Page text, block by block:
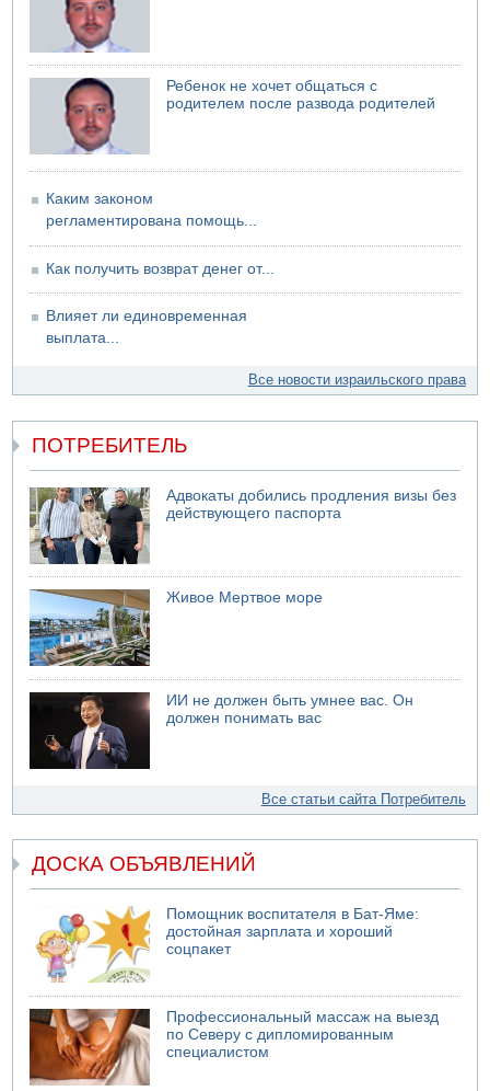
электрической компании
06.08.2026 13:07
Возле Кирьят-Арбы пожар на местности
06.08.2026 12:06
США не будут давить на Израиль в вопросе Ливана
06.08.2026 11:41
Ребенок не хочет общаться с
родителем после развода родителей
Каким законом
регламентирована помощь...
Как получить возврат денег от...
Влияет ли единовременная
выплата...
Все новости израильского права
ПОТРЕБИТЕЛЬ
Адвокаты добились продления визы без
действующего паспорта
Живое Мертвое море
ИИ не должен быть умнее вас. Он
должен понимать вас
Все статьи сайта Потребитель
ДОСКА ОБЪЯВЛЕНИЙ
Помощник воспитателя в Бат-Яме:
достойная зарплата и хороший
соцпакет
Профессиональный массаж на выезд
по Северу с дипломированным
специалистом